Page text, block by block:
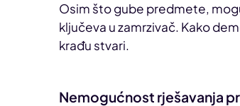
Osim što gube predmete,
ključeva u zamrzivač. Kako
krađu stvari.
Nemogućnost rješavanja